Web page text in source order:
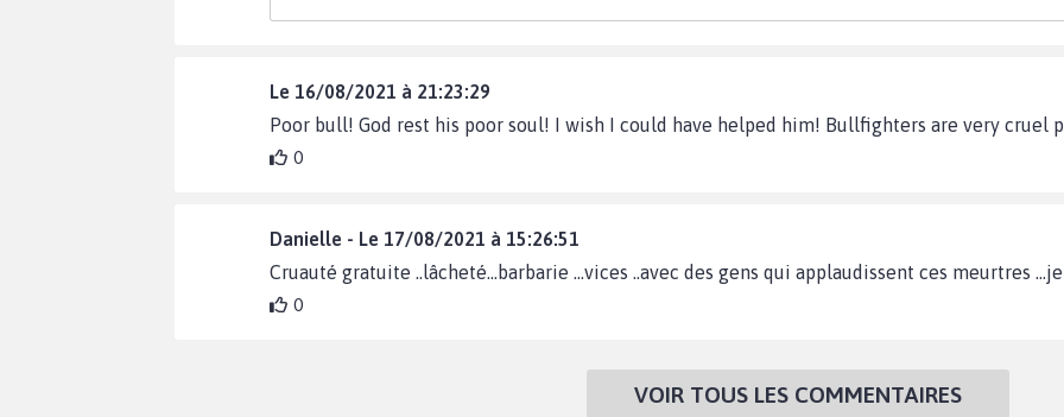
Le 16/08/2021 à 21:23:29
Poor bull! God rest his poor soul! I wish I could have helped him! Bullfighters are very cruel
0
Danielle - Le 17/08/2021 à 15:26:51
Cruauté gratuite ..lâcheté...barbarie ...vices ..avec des gens qui applaudissent ces meurtres
0
VOIR TOUS LES COMMENTAIRES